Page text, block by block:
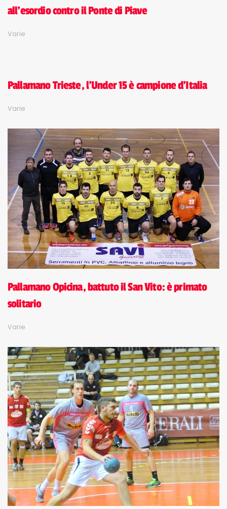
all'esordio contro il Ponte di Piave
Varie
Pallamano Trieste, l'Under 15 è campione d'Italia
Varie
Pallamano Opicina, battuto il San Vito: è primato
solitario
Varie